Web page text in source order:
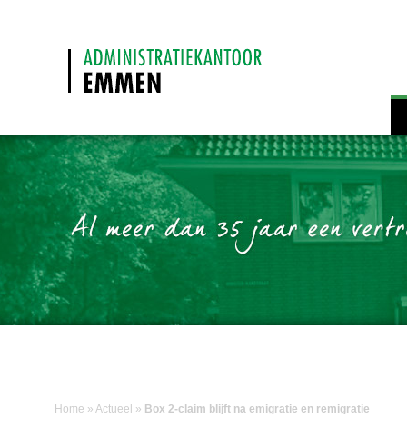
Home » Actueel » Box 2-claim blijft na emigratie en remigratie